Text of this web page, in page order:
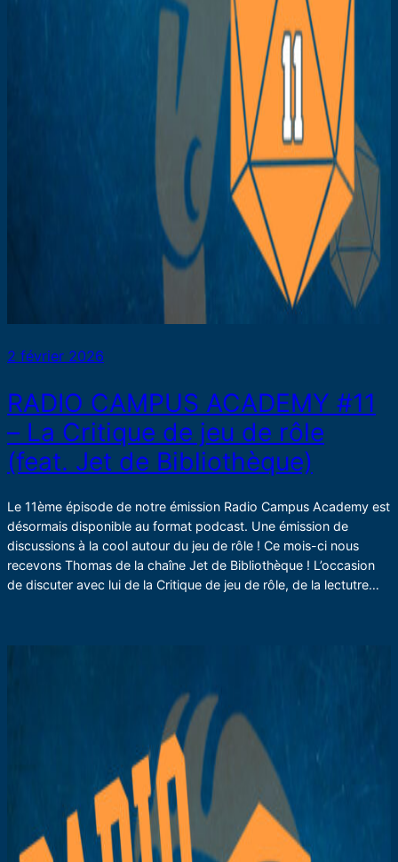
2 février 2026
RADIO CAMPUS ACADEMY #11
– La Critique de jeu de rôle
(feat. Jet de Bibliothèque)
Le 11ème épisode de notre émission Radio Campus Academy est
désormais disponible au format podcast. Une émission de
discussions à la cool autour du jeu de rôle ! Ce mois-ci nous
recevons Thomas de la chaîne Jet de Bibliothèque ! L’occasion
de discuter avec lui de la Critique de jeu de rôle, de la lectutre…